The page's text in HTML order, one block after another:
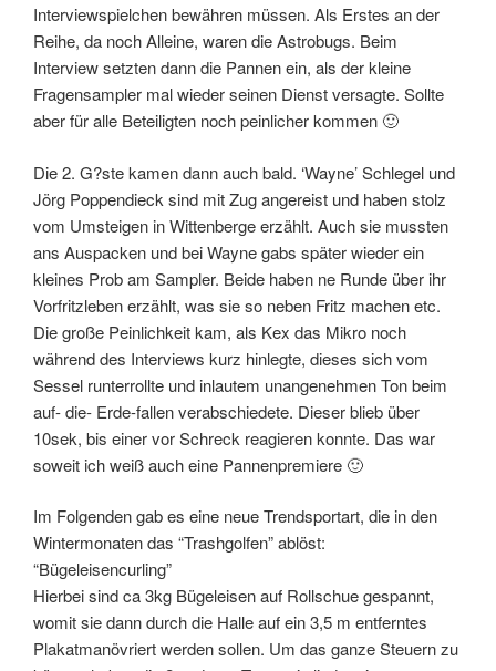
Interviewspielchen bewähren müssen. Als Erstes an der
Reihe, da noch Alleine, waren die Astrobugs. Beim
Interview setzten dann die Pannen ein, als der kleine
Fragensampler mal wieder seinen Dienst versagte. Sollte
aber für alle Beteiligten noch peinlicher kommen 🙂
Die 2. G?ste kamen dann auch bald. ‘Wayne’ Schlegel und
Jörg Poppendieck sind mit Zug angereist und haben stolz
vom Umsteigen in Wittenberge erzählt. Auch sie mussten
ans Auspacken und bei Wayne gabs später wieder ein
kleines Prob am Sampler. Beide haben ne Runde über ihr
Vorfritzleben erzählt, was sie so neben Fritz machen etc.
Die große Peinlichkeit kam, als Kex das Mikro noch
während des Interviews kurz hinlegte, dieses sich vom
Sessel runterrollte und inlautem unangenehmen Ton beim
auf- die- Erde-fallen verabschiedete. Dieser blieb über
10sek, bis einer vor Schreck reagieren konnte. Das war
soweit ich weiß auch eine Pannenpremiere 🙂
Im Folgenden gab es eine neue Trendsportart, die in den
Wintermonaten das “Trashgolfen” ablöst:
“Bügeleisencurling”
Hierbei sind ca 3kg Bügeleisen auf Rollschue gespannt,
womit sie dann durch die Halle auf ein 3,5 m entferntes
Plakatmanövriert werden sollen. Um das ganze Steuern zu